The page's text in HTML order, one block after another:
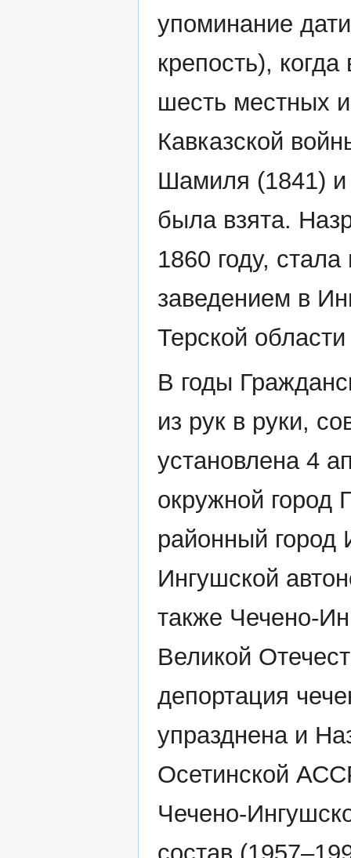
упоминание
крепость),
шесть местных
Кавказской
Шамиля (1841) и
была взята.
1860 году,
заведением в
Терской
В годы
из рук в руки,
установлена 4
окружной город
районный город
Ингушской
также Чечено-
Великой
депортация
упразднена и
Осетинской
Чечено-